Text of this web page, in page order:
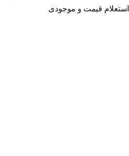
استعلام قیمت و موجودی